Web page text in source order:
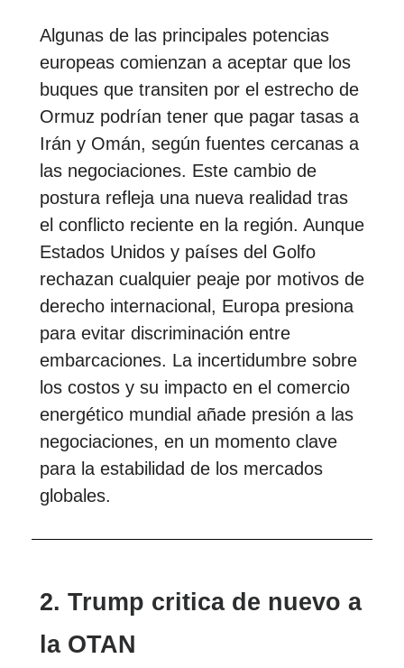
Algunas de las principales potencias
europeas comienzan a aceptar que los
buques que transiten por el estrecho de
Ormuz podrían tener que pagar tasas a
Irán y Omán, según fuentes cercanas a
las negociaciones. Este cambio de
postura refleja una nueva realidad tras
el conflicto reciente en la región. Aunque
Estados Unidos y países del Golfo
rechazan cualquier peaje por motivos de
derecho internacional, Europa presiona
para evitar discriminación entre
embarcaciones. La incertidumbre sobre
los costos y su impacto en el comercio
energético mundial añade presión a las
negociaciones, en un momento clave
para la estabilidad de los mercados
globales.
2. Trump critica de nuevo a
la OTAN